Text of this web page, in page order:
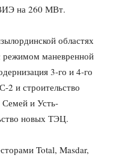
на 260 МВт.
областях
режимом маневренной
3-го и 4-го
2 и строительство
и Усть-
новых ТЭЦ.
Total, Masdar,